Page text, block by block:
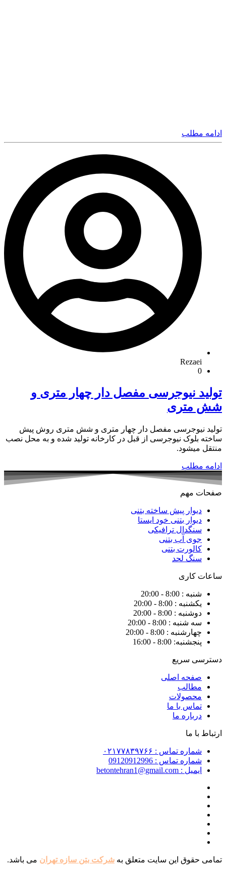
ادامه مطلب
Rezaei
0
تولید نیوجرسی مفصل دار چهار متری و
شش متری
تولید نیوجرسی مفصل دار چهار متری و شش متری روش پیش
ساخته بلوک نیوجرسی از قبل در کارخانه تولید شده و به محل نصب
منتقل میشود.
ادامه مطلب
صفحات مهم
دیوار پیش ساخته بتنی
دیوار بتنی خود ایستا
سنگدال ترافیکی
جوی آب بتنی
کالورت بتنی
سنگ لحد
ساعات کاری
شنبه : 8:00 - 20:00
یکشنبه : 8:00 - 20:00
دوشنبه : 8:00 - 20:00
سه شنبه : 8:00 - 20:00
چهارشنبه : 8:00 - 20:00
پنجشنبه: 8:00 - 16:00
دسترسی سریع
صفحه اصلی
مطالب
محصولات
تماس با ما
درباره ما
ارتباط با ما
شماره تماس : ۰۲۱۷۷۸۳۹۷۶۶
شماره تماس : 09120912996
ایمیل : betontehran1@gmail.com
تمامی حقوق این سایت متعلق به شرکت بتن سازه تهران می باشد.